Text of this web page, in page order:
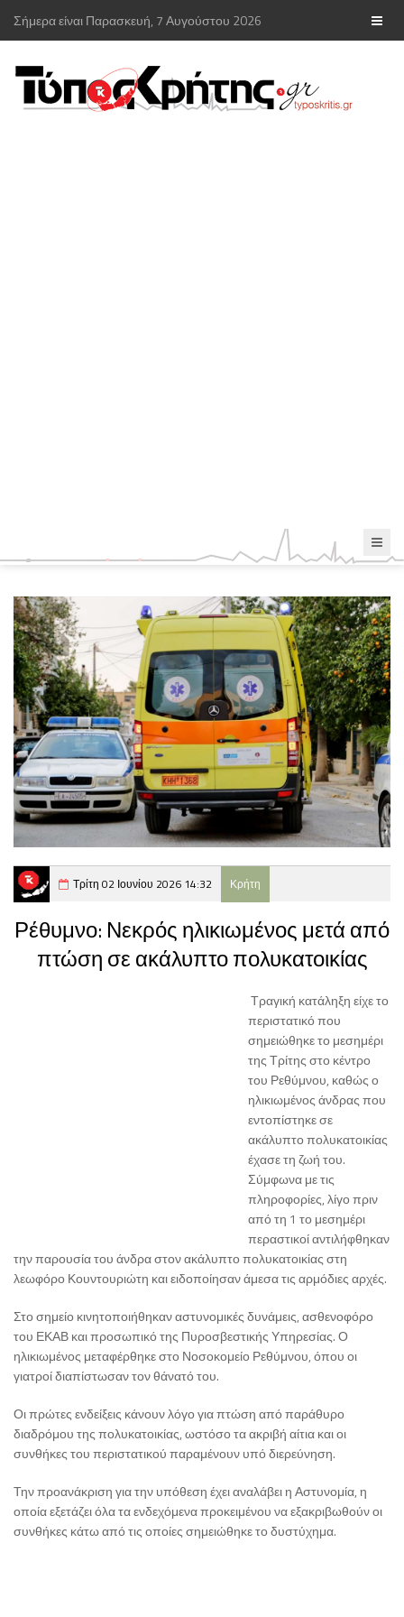
Σήμερα είναι Παρασκευή, 7 Αυγούστου 2026
Τρίτη 02 Ιουνίου 2026 14:32 Κρήτη
Ρέθυμνο: Νεκρός ηλικιωμένος μετά από
πτώση σε ακάλυπτο πολυκατοικίας
Τραγική κατάληξη είχε το
περιστατικό που
σημειώθηκε το μεσημέρι
της Τρίτης στο κέντρο
του Ρεθύμνου, καθώς ο
ηλικιωμένος άνδρας που
εντοπίστηκε σε
ακάλυπτο πολυκατοικίας
έχασε τη ζωή του.
Σύμφωνα με τις
πληροφορίες, λίγο πριν
από τη 1 το μεσημέρι
περαστικοί αντιλήφθηκαν
την παρουσία του άνδρα στον ακάλυπτο πολυκατοικίας στη
λεωφόρο Κουντουριώτη και ειδοποίησαν άμεσα τις αρμόδιες αρχές.
Στο σημείο κινητοποιήθηκαν αστυνομικές δυνάμεις, ασθενοφόρο
του ΕΚΑΒ και προσωπικό της Πυροσβεστικής Υπηρεσίας. Ο
ηλικιωμένος μεταφέρθηκε στο Νοσοκομείο Ρεθύμνου, όπου οι
γιατροί διαπίστωσαν τον θάνατό του.
Οι πρώτες ενδείξεις κάνουν λόγο για πτώση από παράθυρο
διαδρόμου της πολυκατοικίας, ωστόσο τα ακριβή αίτια και οι
συνθήκες του περιστατικού παραμένουν υπό διερεύνηση.
Την προανάκριση για την υπόθεση έχει αναλάβει η Αστυνομία, η
οποία εξετάζει όλα τα ενδεχόμενα προκειμένου να εξακριβωθούν οι
συνθήκες κάτω από τις οποίες σημειώθηκε το δυστύχημα.